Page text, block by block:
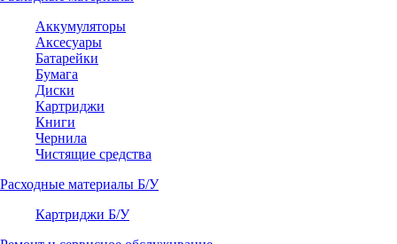
Аккумуляторы
Аксесуары
Батарейки
Бумага
Диски
Картриджи
Книги
Чернила
Чистящие средства
Расходные материалы Б/У
Картриджи Б/У